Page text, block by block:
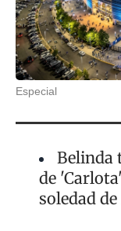
Especial
Belinda
de
soledad